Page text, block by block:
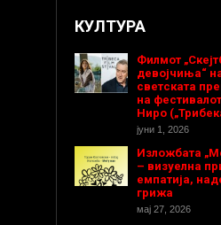
КУЛТУРА
Филмот
девојчиња“
светската
на
Ниро
јуни 1, 2026
Изложбата
– визуелна
емпатија,
грижа
мај 27, 2026